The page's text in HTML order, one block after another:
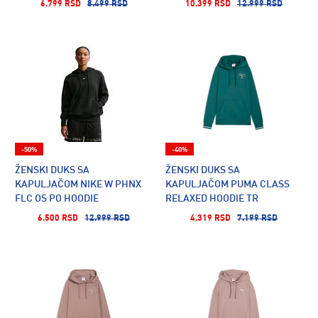
6.799 RSD 8.499 RSD 10.399 RSD 12.999 RSD
ŽENSKI DUKS SA
KAPULJAČOM NIKE W PHNX
FLC OS PO HOODIE
6.500 RSD 12.999 RSD
-50%
ŽENSKI DUKS SA
KAPULJAČOM PUMA CLASS
RELAXED HOODIE TR
4.319 RSD 7.199 RSD
-40%